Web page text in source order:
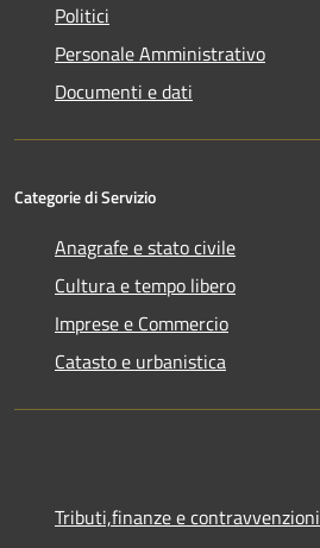
Politici
Personale Amministrativo
Documenti e dati
Categorie di Servizio
Anagrafe e stato civile
Cultura e tempo libero
Imprese e Commercio
Catasto e urbanistica
Tributi,finanze e contravvenzioni